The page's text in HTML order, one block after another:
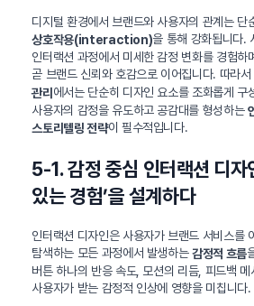
디지털 환경에서 브랜드와 사용자의 관계는 단
상호작용(interaction)을 통해 강화됩니다.
인터랙션 과정에서 미세한 감정 변화를 경험하
곧 브랜드 신뢰와 호감으로 이어집니다. 따라서
관리 에서는 단순히 디자인 요소를 조화롭게 구
사용자의 감정을 유도하고 공감대를 형성하는
스토리텔링 전략이 필수적입니다.
5-1. 감정 중심 인터랙션 디자
있는 경험’을 설계하다
인터랙션 디자인은 사용자가 브랜드 서비스를
탐색하는 모든 과정에서 발생하는감정적 흐름
버튼 하나의 반응 속도, 모션의 리듬, 피드백
사용자가 받는 감정적 인상에 영향을 미칩니다.